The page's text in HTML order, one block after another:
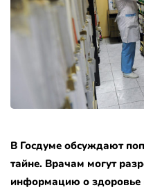
В Госдуме обсуждают
тайне. Врачам могут
информацию о здоровье